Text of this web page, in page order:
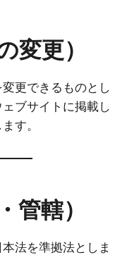
変更）
更できるものとし
ブサイトに掲載し
す。
管轄）
法を準拠法としま